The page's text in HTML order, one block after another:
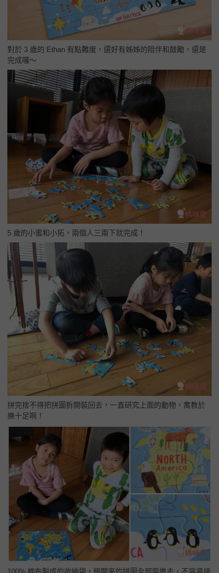
對於 3 歲的 Ethan 有點難度，還好有姊姊的陪伴和鼓勵，還是
完成囉～
5 歲的小蜜和小拓，兩個人三兩下就完成！
拼完捨不得把拼圖拆開裝回去，一直研究上面的動物，寓教於
樂十足啊！
100% 棉布製成的收納袋，掰開來的拼圖全部裝進去，不容易搞